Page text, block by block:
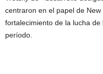
centraron en el papel de
fortalecimiento de la lucha
período.